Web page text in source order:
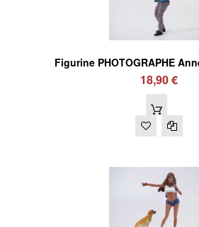
Figurine PHOTOGRAPHE
18,90 €